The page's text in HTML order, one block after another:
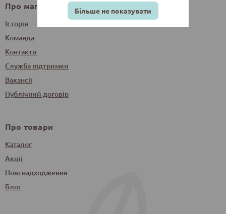
Про магазин
Історія
Команда
Контакти
Служба підтримки
Вакансії
Публічний договір
Про товари
Каталог
Акції
Нові надходження
Блог
Більше не показувати